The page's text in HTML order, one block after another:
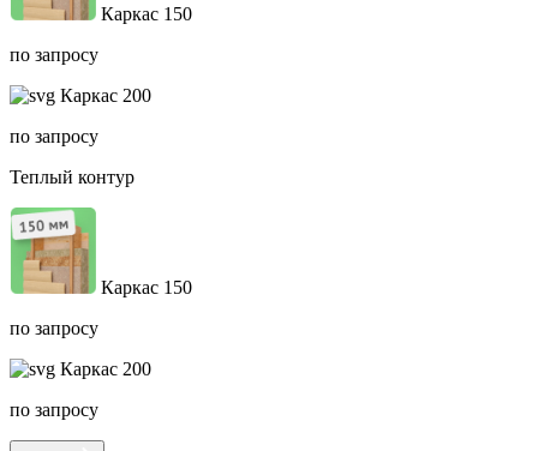
Каркас 150
по запросу
Каркас 200
по запросу
Теплый контур
Каркас 150
по запросу
Каркас 200
по запросу